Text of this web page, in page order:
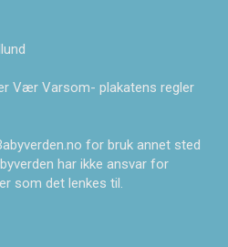
Vær Varsom- plakatens regler
for bruk annet sted
har ikke ansvar for
som det lenkes til.